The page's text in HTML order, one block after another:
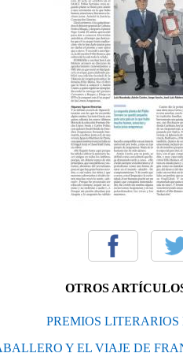
OTROS
PREMIOS
Y EL VIAJE DE